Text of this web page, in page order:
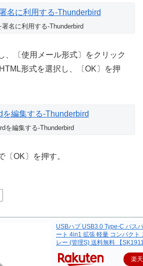
署名に利用する-Thunderbird
、〔使用メール形式〕をクリック
形式を選択し、〔OK〕を押
を編集する-Thunderbird
〔OK〕を押す。
USBハブ USB3.0 Type-C バス
ート 4in1 拡張 軽量 コンパクト
レー (管理S) 送料無料 【
楽